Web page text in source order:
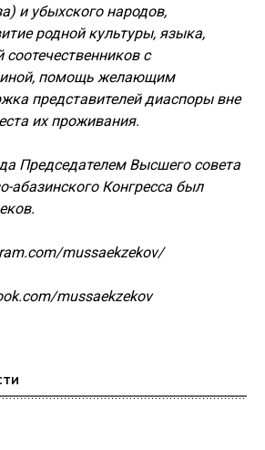
и убыхского народов,
родной культуры, языка,
соотечественников с
помощь желающим
представителей диаспоры вне
их проживания.
Председателем Высшего совета
абазинского Конгресса был
mussaekzekov/
mussaekzekov